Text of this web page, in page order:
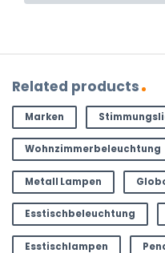
Related products
Marken
Wohnzimmerbeleuchtung
Metall Lampen
Esstischbeleuchtung
Esstischlampen